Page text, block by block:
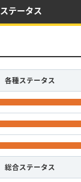
テータス
各種ステータス
総合ステータス